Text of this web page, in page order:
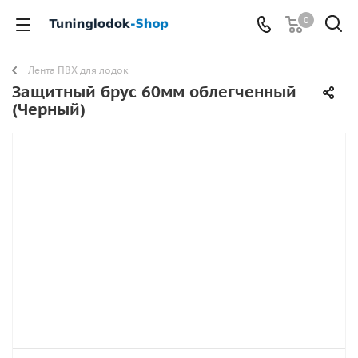
0
Лента ПВХ для лодок
Защитный брус 60мм облегченный
(Черный)